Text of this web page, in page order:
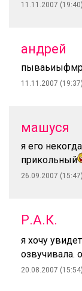
11.11.2007 (19:40)
андрей
11.11.2007 (19:37)
машуся
я его
прикольный
26.09.2007 (15:47)
Р.А.К.
я хочу
озвучивала.
20.08.2007 (15:54)